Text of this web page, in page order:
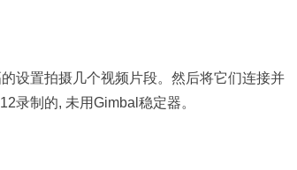
设置拍摄几个视频片段。然后将它们连接并
录制的, 未用Gimbal稳定器。